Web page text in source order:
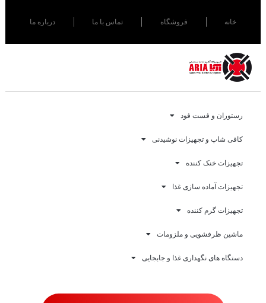
خانه فروشگاه تماس با ما درباره ما
رستوران و فست فود
کافی شاپ و تجهیزات نوشیدنی
تجهیزات خنک کننده
تجهیزات آماده سازی غذا
تجهیزات گرم کننده
ماشین ظرفشویی و ملزومات
دستگاه های نگهداری غذا و جابجایی